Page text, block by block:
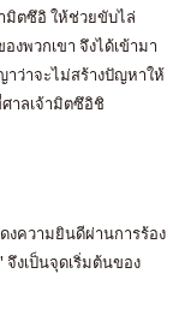
มิตซึอิ ให้ช่วยขับไล่
พวกเขา จึงได้เข้ามา
ว่าจะไม่สร้างปัญหาให้
าลเจ้ามิตซึอิชิ
งความยินดีผ่านการร้อง
จึงเป็นจุดเริ่มต้นของ